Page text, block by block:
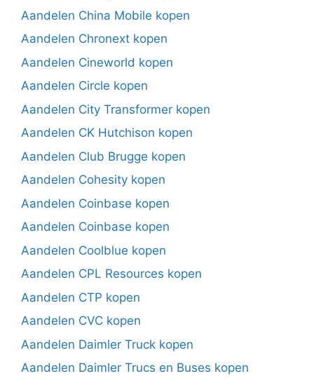
Aandelen China Mobile kopen
Aandelen Chronext kopen
Aandelen Cineworld kopen
Aandelen Circle kopen
Aandelen City Transformer kopen
Aandelen CK Hutchison kopen
Aandelen Club Brugge kopen
Aandelen Cohesity kopen
Aandelen Coinbase kopen
Aandelen Coinbase kopen
Aandelen Coolblue kopen
Aandelen CPL Resources kopen
Aandelen CTP kopen
Aandelen CVC kopen
Aandelen Daimler Truck kopen
Aandelen Daimler Trucs en Buses kopen